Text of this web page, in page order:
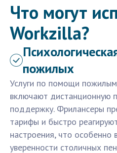
Что могут
Workzilla?
пожилых
Услуги по помощи
включают дистанционную
поддержку. Фрилансеры
тарифы и быстро
настроения, что
уверенности столичных